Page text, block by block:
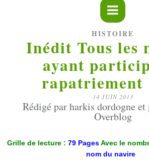
HISTOIRE
Inédit Tous les
ayant
rapatriement
14 JUIN 2013
Rédigé par harkis dordogne
Overblog
Grille de lecture : 79 PagesAvec le
nom du navire